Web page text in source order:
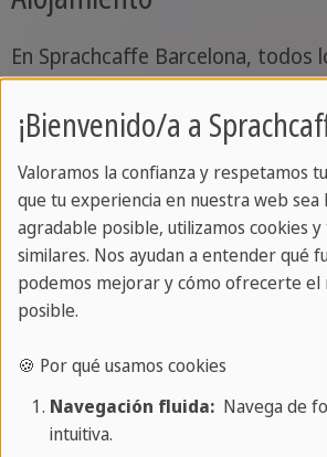
En Sprachcaffe Barcelona, todos
se alojan en nuestra moderna
entorno social y confortable que
perfecta para conectar con
internacionales, compartir
tu español juntos desde el
Por qué la comunidad adora
SPRACHCAFFE Barcelona
¡Bienvenido/a a
Valoramos la confianza y respetamos
que tu experiencia en nuestra web sea
agradable posible, utilizamos cookies
similares. Nos ayudan a entender qué
podemos mejorar y cómo ofrecerte el
posible.
🍪 Por qué usamos cookies
Navegación fluida:Navega de
intuitiva.